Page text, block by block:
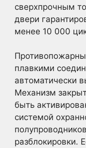
сверхпрочным
двери
менее 10 000
плавкими
автоматически
Механизм
быть
системой
разблокировки.